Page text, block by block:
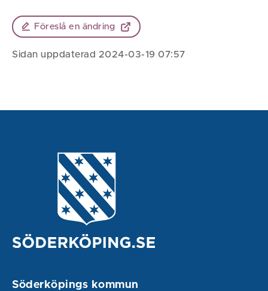
Föreslå en ändring
Sidan uppdaterad 2024-03-19 07:57
Söderköpings kommun